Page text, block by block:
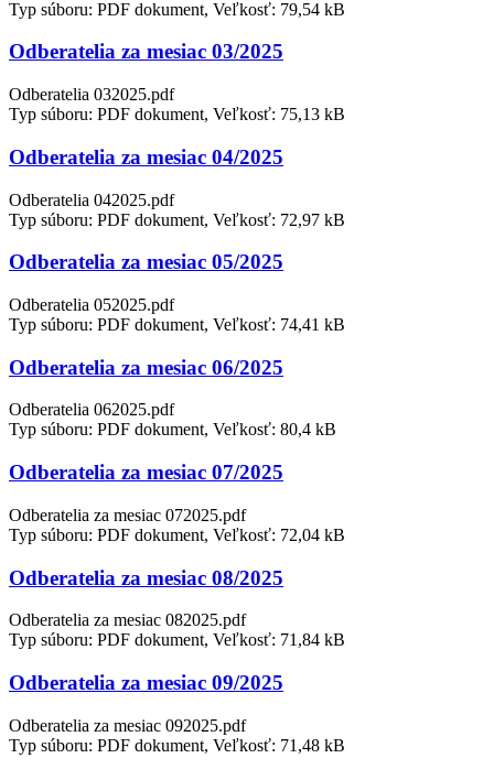
Typ súboru: PDF dokument, Veľkosť: 79,54 kB
Odberatelia za mesiac 03/2025
Odberatelia 032025.pdf
Typ súboru: PDF dokument, Veľkosť: 75,13 kB
Odberatelia za mesiac 04/2025
Odberatelia 042025.pdf
Typ súboru: PDF dokument, Veľkosť: 72,97 kB
Odberatelia za mesiac 05/2025
Odberatelia 052025.pdf
Typ súboru: PDF dokument, Veľkosť: 74,41 kB
Odberatelia za mesiac 06/2025
Odberatelia 062025.pdf
Typ súboru: PDF dokument, Veľkosť: 80,4 kB
Odberatelia za mesiac 07/2025
Odberatelia za mesiac 072025.pdf
Typ súboru: PDF dokument, Veľkosť: 72,04 kB
Odberatelia za mesiac 08/2025
Odberatelia za mesiac 082025.pdf
Typ súboru: PDF dokument, Veľkosť: 71,84 kB
Odberatelia za mesiac 09/2025
Odberatelia za mesiac 092025.pdf
Typ súboru: PDF dokument, Veľkosť: 71,48 kB